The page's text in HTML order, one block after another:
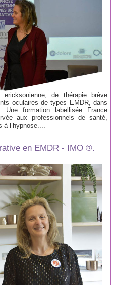
ericksonienne, de thérapie brève
oculaires de types EMDR, dans
Une formation labellisée France
aux professionnels de santé,
à l’hypnose....
en EMDR - IMO ®.